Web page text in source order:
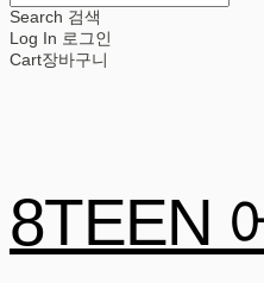
Search 검색
Log In 로그인
Cart장바구니
8TEEN